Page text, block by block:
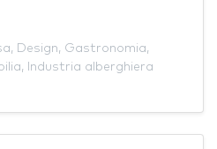
, Design, Gastronomia,
, Industria alberghiera